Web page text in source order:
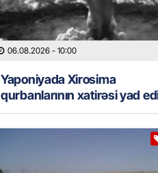
06.08.2026 - 10:00
Yaponiyada Xirosima
qurbanlarının xatirəsi yad